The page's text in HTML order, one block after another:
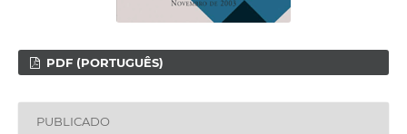
PDF (PORTUGUÊS)
PUBLICADO